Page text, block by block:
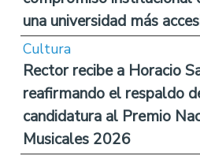
una universidad más
Cultura
Rector recibe a Horacio
reafirmando el respaldo
candidatura al Premio
Musicales 2026